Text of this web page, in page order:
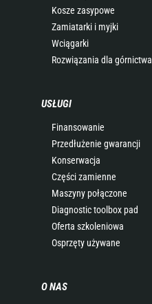
Kosze zasypowe
Zamiatarki i myjki
Wciągarki
Rozwiązania dla górnictwa
USŁUGI
Finansowanie
Przedłużenie gwarancji
Konserwacja
Części zamienne
Maszyny połączone
Diagnostic toolbox pad
Oferta szkoleniowa
Osprzęty używane
O NAS